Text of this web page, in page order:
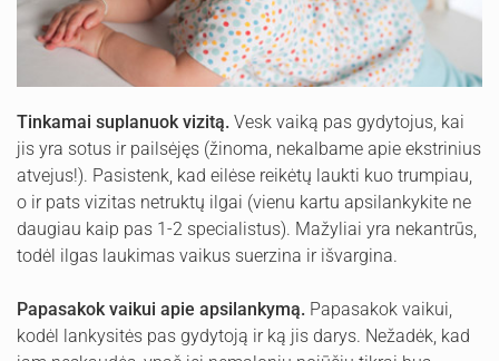
Tinkamai suplanuok vizitą. Vesk vaiką pas gydytojus, kai
jis yra sotus ir pailsėjęs (žinoma, nekalbame apie ekstrinius
atvejus!). Pasistenk, kad eilėse reikėtų laukti kuo trumpiau,
o ir pats vizitas netruktų ilgai (vienu kartu apsilankykite ne
daugiau kaip pas 1-2 specialistus). Mažyliai yra nekantrūs,
todėl ilgas laukimas vaikus suerzina ir išvargina.
Papasakok vaikui apie apsilankymą. Papasakok vaikui,
kodėl lankysitės pas gydytoją ir ką jis darys. Nežadėk, kad